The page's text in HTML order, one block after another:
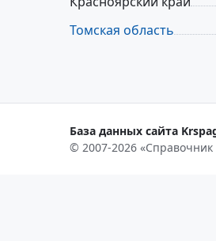
Томская область
База данных сайта
© 2007-2026